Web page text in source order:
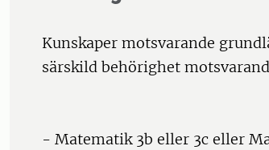
Kunskaper motsvarande
särskild behörighet
- Matematik 3b eller 3c eller